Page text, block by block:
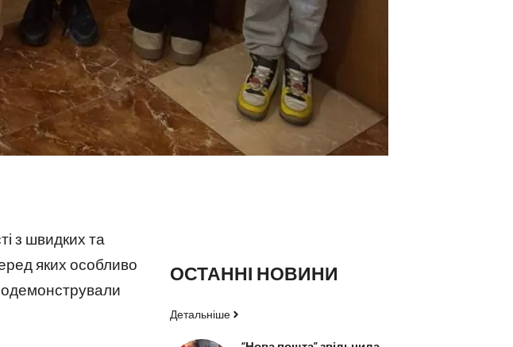
з швидких та
яких особливо
ОСТАННІ НОВИНИ
Детальніше